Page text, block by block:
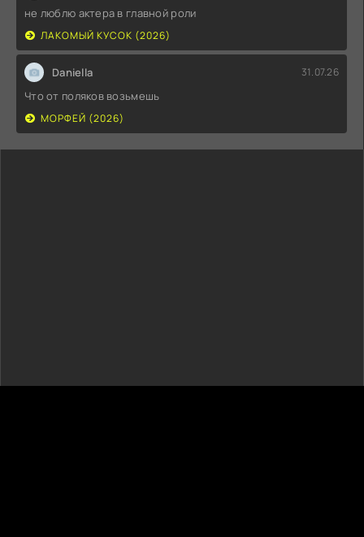
не люблю актера в главной роли
ЛАКОМЫЙ КУСОК (2026)
Daniella 31.07.26
Что от поляков возьмешь
МОРФЕЙ (2026)